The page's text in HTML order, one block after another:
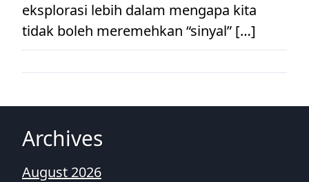
eksplorasi lebih dalam mengapa kita
tidak boleh meremehkan “sinyal” […]
Archives
August 2026